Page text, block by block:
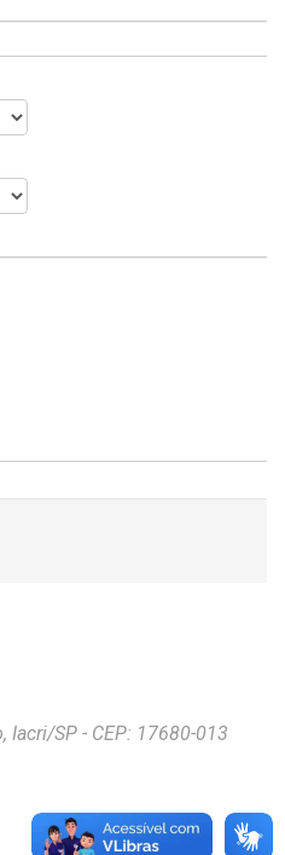
Iacri/SP - CEP: 17680-013